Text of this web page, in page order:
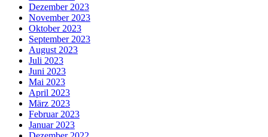
Dezember 2023
November 2023
Oktober 2023
September 2023
August 2023
Juli 2023
Juni 2023
Mai 2023
April 2023
März 2023
Februar 2023
Januar 2023